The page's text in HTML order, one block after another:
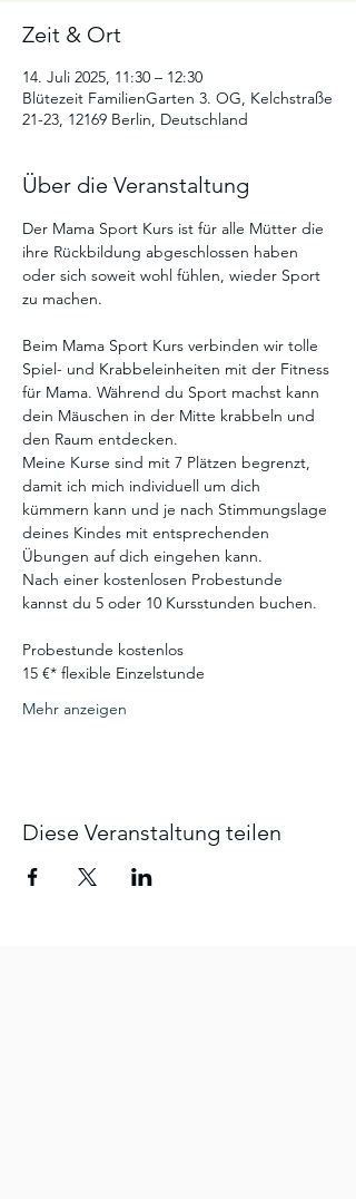
Zeit & Ort
14. Juli 2025, 11:30 – 12:30
Blütezeit FamilienGarten 3. OG, Kelchstraße
21-23, 12169 Berlin, Deutschland
Über die Veranstaltung
Der Mama Sport Kurs ist für alle Mütter die
ihre Rückbildung abgeschlossen haben
oder sich soweit wohl fühlen, wieder Sport
zu machen.
Beim Mama Sport Kurs verbinden wir tolle
Spiel- und Krabbeleinheiten mit der Fitness
für Mama. Während du Sport machst kann
dein Mäuschen in der Mitte krabbeln und
den Raum entdecken.
Meine Kurse sind mit 7 Plätzen begrenzt,
damit ich mich individuell um dich
kümmern kann und je nach Stimmungslage
deines Kindes mit entsprechenden
Übungen auf dich eingehen kann.
​​Nach einer kostenlosen Probestunde
kannst du 5 oder 10 Kursstunden buchen.
Probestunde kostenlos
15 €* flexible Einzelstunde
Mehr anzeigen
Diese Veranstaltung teilen